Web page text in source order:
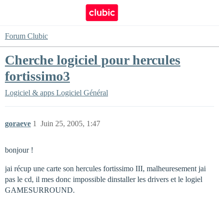
Forum Clubic
Cherche logiciel pour hercules
fortissimo3
Logiciel & apps Logiciel Général
goraeve Juin 25, 2005, 1:47
1
bonjour !
jai récup une carte son hercules fortissimo III, malheuresement jai
pas le cd, il mes donc impossible dinstaller les drivers et le logiel
GAMESURROUND.